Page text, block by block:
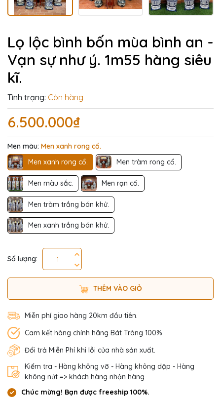
Lọ lộc bình bốn mùa bình an -
Vạn sự như ý. 1m55 hàng siêu
kĩ.
Tình trạng: Còn hàng
6.500.000₫
Men màu: Men xanh rong cổ.
Men xanh rong cổ.
Men tràm rong cổ.
Men màu sắc. Men rạn cổ.
Men tràm trắng bán khử.
Men xanh trắng bán khử.
Số lượng:
THÊM VÀO GIỎ
Miễn phí giao hàng 20km đầu tiên.
Cam kết hàng chính hãng Bát Tràng 100%
Đổi trả Miễn Phí khi lỗi của nhà sản xuất.
Kiểm tra - Hàng không vỡ - Hàng không dập - Hàng
không nứt => khách hàng nhận hàng
Chúc mừng! Bạn được freeship 100%.